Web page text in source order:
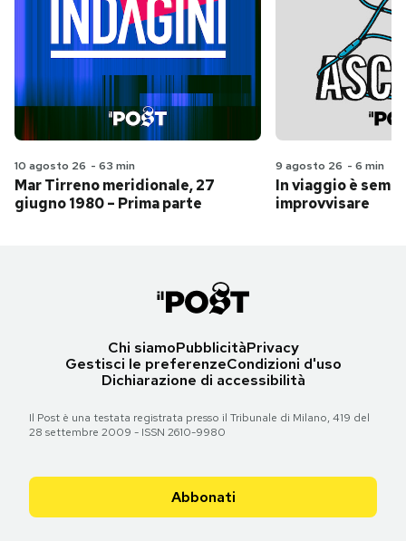
10 agosto 26 - 63 min
Mar Tirreno meridionale, 27
giugno 1980 – Prima parte
9 agosto 26 - 6 min
In viaggio è
improvvisare
Chi siamoPubblicitàPrivacy
Gestisci le preferenzeCondizioni d'uso
Dichiarazione di accessibilità
Il Post è una testata registrata presso il Tribunale di Milano, 419 del
28 settembre 2009 - ISSN 2610-9980
Abbonati